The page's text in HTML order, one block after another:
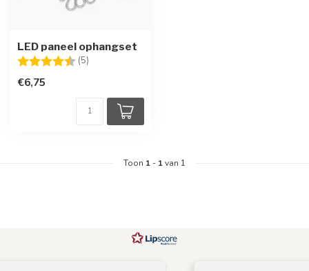
LED paneel ophangset
Beoordeling: (5)
€6,75
Toon 1 - 1van 1